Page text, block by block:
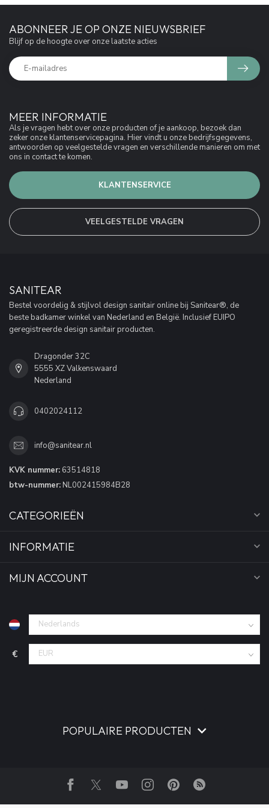
MEER INFORMATIE
Als je vragen hebt over onze producten of je aankoop, bezoek dan
zeker onze klantenservicepagina. Hier vindt u onze bedrijfsgegevens,
antwoorden op veelgestelde vragen en verschillende manieren om met
ons in contact te komen.
KLANTENSERVICE
VEELGESTELDE VRAGEN
ABONNEER JE OP ONZE NIEUWSBRIEF
Blijf op de hoogte over onze laatste acties
SANITEAR
Bestel voordelig & stijlvol design sanitair online bij Sanitear®, de
beste badkamer winkel van Nederland en België. Inclusief EUIPO
geregistreerde design sanitair producten.
Dragonder 32C
5555 XZ Valkenswaard
Nederland
0402024112
info@sanitear.nl
KVK nummer: 63514818
btw-nummer: NL002415984B28
CATEGORIEËN
INFORMATIE
MIJN ACCOUNT
€
POPULAIRE PRODUCTEN